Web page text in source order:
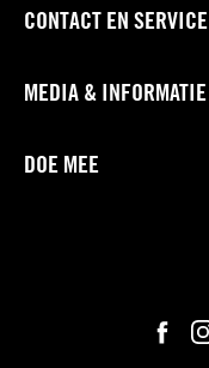
CONTACT EN SERVICE
MEDIA & INFORMATIE
DOE MEE